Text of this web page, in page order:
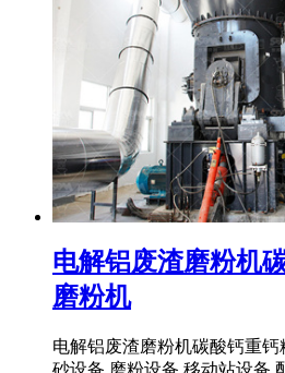
电解铝废渣磨粉机
磨粉机
电解铝废渣磨粉机碳酸钙重钙